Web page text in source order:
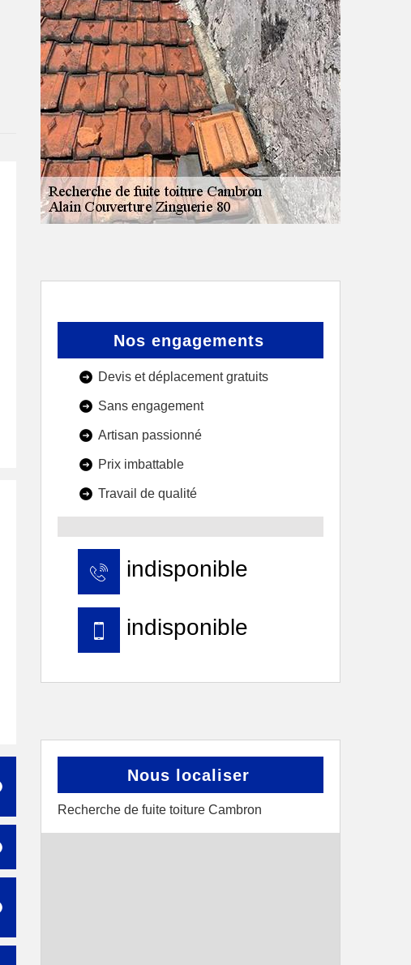
Nos engagements
Devis et déplacement gratuits
Sans engagement
Artisan passionné
Prix imbattable
Travail de qualité
indisponible
indisponible
Nous localiser
Recherche de fuite toiture Cambron